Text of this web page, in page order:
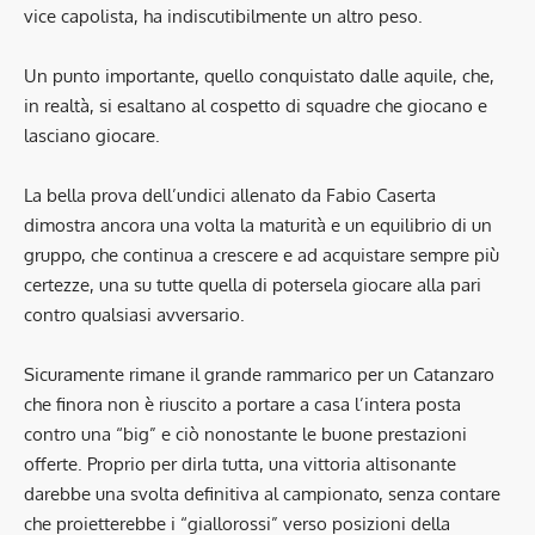
vice capolista, ha indiscutibilmente un altro peso.
Un punto importante, quello conquistato dalle aquile, che,
in realtà, si esaltano al cospetto di squadre che giocano e
lasciano giocare.
La bella prova dell’undici allenato da Fabio Caserta
dimostra ancora una volta la maturità e un equilibrio di un
gruppo, che continua a crescere e ad acquistare sempre più
certezze, una su tutte quella di potersela giocare alla pari
contro qualsiasi avversario.
Sicuramente rimane il grande rammarico per un Catanzaro
che finora non è riuscito a portare a casa l’intera posta
contro una “big” e ciò nonostante le buone prestazioni
offerte. Proprio per dirla tutta, una vittoria altisonante
darebbe una svolta definitiva al campionato, senza contare
che proietterebbe i “giallorossi” verso posizioni della